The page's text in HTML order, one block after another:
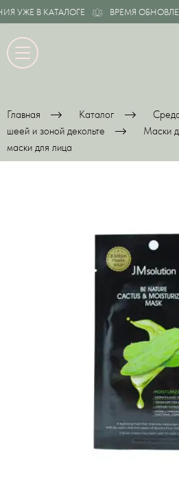
В КАТАЛОГЕ ВРЕМЯ
Главная Каталог
шеей и зоной декольте
Маски
маски для лица